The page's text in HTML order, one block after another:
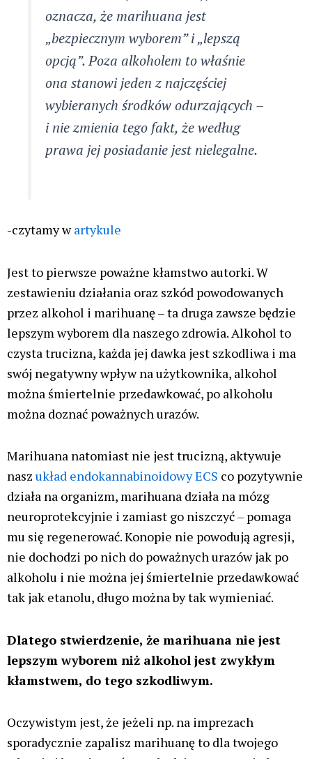
od osiągnięć zawodowych po
podstawową higienę osobistą. Część
badaczy sądzi, że zespół ten jest
w istocie jedną z oznak rozwijającej
się depresji, a nie osobnym
zaburzeniem
marihuany się nie myją? – pomyślałem gdy
Z jednej strony nieco mnie to rozbawiło, jednak po
chwili, gdy sobie przypomniałem, że zapewne część
nieświadomych czytelników Przewodnika
Katolickiego może w to uwierzyć. To zwykłe sianie
dezinformacji.
Zespół amotywacyjny to jeden z najstarszych mitów
sprzed niemal stu lat. Jakiś czas temu
informowaliśmy, że mit ten został po raz kolejny
obalony, tym razem przez naukowców z Cambrige,
pisaliśmy o tymT U T A J.
Użytkownicy marihuany to często ludzie bardziej
aktywni niż ci, którzy jej nie używają. Marihuany
używają sportowcy, a nawet olimpijczycy. Korzystają
produkcji, politycy, muzycy i wielu innych – czy
dotyka ich syndrom amotywacyjny? W żadnym
wypadku, czy mają lepszy komfort życia? Jak